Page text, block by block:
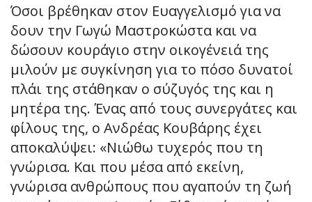
Όσοι βρέθηκαν στον Ευαγγελισμό για να
δουν την Γωγώ Μαστροκώστα και να
δώσουν κουράγιο στην οικογένειά της
μιλούν με συγκίνηση για το πόσο δυνατοί
πλάι της στάθηκαν ο σύζυγός της και η
μητέρα της. Ένας από τους συνεργάτες και
φίλους της, o Ανδρέας Κουβάρης έχει
αποκαλύψει: «Νιώθω τυχερός που τη
γνώρισα. Και που μέσα από εκείνη,
γνώρισα ανθρώπους που αγαπούν τη ζωή